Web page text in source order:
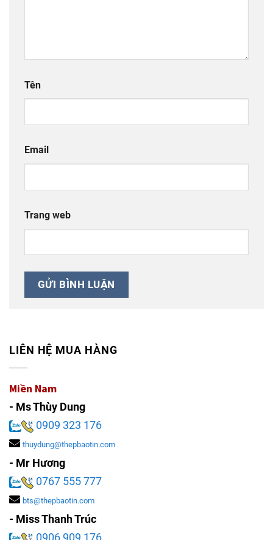
Tên
Email
Trang web
LIÊN HỆ MUA HÀNG
Miền Nam
- Ms Thùy Dung
0909 323 176
thuydung@thepbaotin.com
- Mr Hương
0767 555 777
bts@thepbaotin.com
- Miss Thanh Trúc
0906 909 176